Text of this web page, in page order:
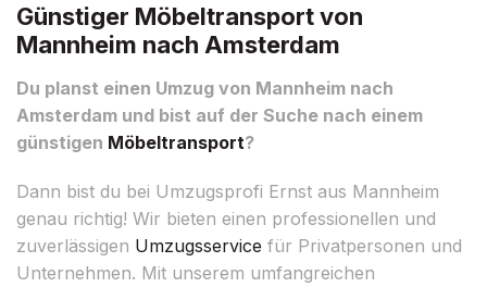
Günstiger Möbeltransport von
Mannheim nach Amsterdam
Du planst einen Umzug von Mannheim nach
Amsterdam und bist auf der Suche nach einem
günstigen Möbeltransport?
Dann bist du bei Umzugsprofi Ernst aus Mannheim
genau richtig! Wir bieten einen professionellen und
zuverlässigen Umzugsservice für Privatpersonen und
Unternehmen. Mit unserem umfangreichen